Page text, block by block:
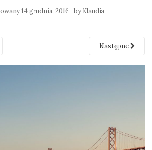
14 grudnia, 2016 by Klaudia
Następne